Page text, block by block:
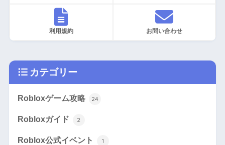
利用規約 お問い合わせ
カテゴリー
Robloxゲーム攻略 24
Robloxガイド 2
Roblox公式イベント 1